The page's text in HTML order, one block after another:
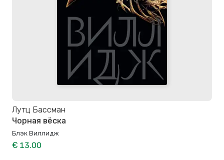
Лутц Бассман
Чорная вёска
Блэк Виллидж
€ 13.00